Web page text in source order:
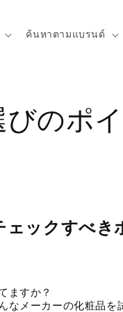
ค้นหาตามแบรนด์
のポ
ェックすべき
ますか？
なメーカーの化粧品を